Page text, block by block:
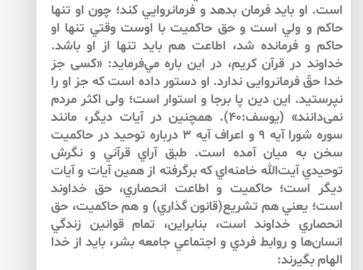
است. او بايد فرمان بدهد و فرمانروايي كند؛ چون او تنها
حاكم و ولي است و حق حاكميت با اوست وقتي تنها او
حاكم و فرمانده شد، اطاعت هم بايد تنها از او باشد.
خداوند در قرآن كريم، در اين باره مي‌‌فرمايد: «كسى جز
خدا حقّ فرمانروايى ندارد. او دستور داده است كه جز او را
نپرستيد. اين دين پا برجا و استوار است؛ ولى اكثر مردم
نمى‌دانند» (يوسف:۴۰). همچنين در آيات ديگر، مانند
سوره شورا آيه ۹ و اعراف آيه ۳ درباره توحيد در حاكميت
سخن به ميان آمده است. طبق آراي قرآني و نگرش
توحيدي آيت‌الله خامنه‌‌اي كه برگرفته از همين آيات و آيات
ديگر است؛ حاكميت و اطاعت انحصاري، حق خداوند
است؛ يعني هم تشريع(قانون گذاري) و هم حاكميت، حق
انحصاري خداوند است، بنابراين، تمام قوانين زندگي
انسان‌ها و روابط فردي و اجتماعي جامعه بشر، بايد از خدا
الهام بگيرند: